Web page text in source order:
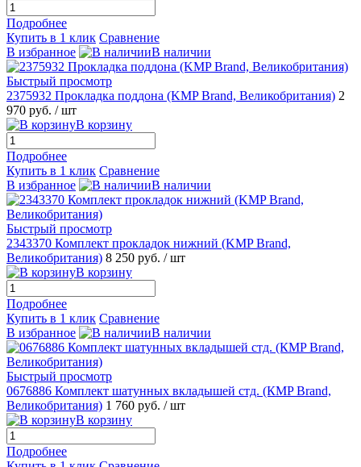
Подробнее
Купить в 1 клик Сравнение
В избранное
В наличии
Быстрый просмотр
2375932 Прокладка поддона (KMP Brand, Великобритания) 2
970 руб. / шт
В корзину
Подробнее
Купить в 1 клик Сравнение
В избранное
В наличии
Быстрый просмотр
2343370 Комплект прокладок нижний (KMP Brand,
Великобритания) 8 250 руб. / шт
В корзину
Подробнее
Купить в 1 клик Сравнение
В избранное
В наличии
Быстрый просмотр
0676886 Комплект шатунных вкладышей стд. (КMP Brand,
Великобритания) 1 760 руб. / шт
В корзину
Подробнее